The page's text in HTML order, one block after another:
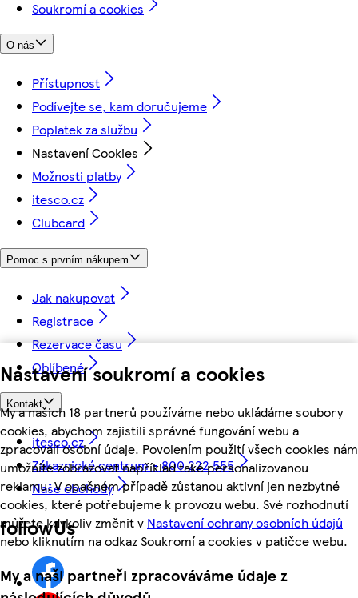
Nastavení soukromí a cookies
My a našich 18 partnerů používáme nebo ukládáme soubory
cookies, abychom zajistili správné fungování webu a
zpracovali osobní údaje. Povolením použití všech cookies nám
umožníte zobrazovat například také personalizovanou
reklamu. V opačném případě zůstanou aktivní jen nezbytné
cookies, které potřebujeme k provozu webu. Své rozhodnutí
můžete kdykoliv změnit v Nastavení ochrany osobních údajů
nebo kliknutím na odkaz Soukromí a cookies v patičce webu.
My a naši partneři zpracováváme údaje z
Soukromí a cookies
O nás
Přístupnost
Podívejte se, kam doručujeme
Poplatek za službu
Nastavení Cookies
Možnosti platby
itesco.cz
Clubcard
Pomoc s prvním nákupem
Jak nakupovat
Registrace
Rezervace času
Oblíbené
Kontakt
itesco.cz
Zákaznické centrum - 800 222 555
Naše obchody
followUs